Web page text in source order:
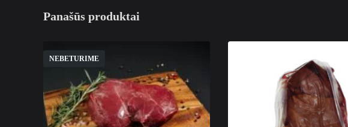
Panašūs produktai
NEBETURIME